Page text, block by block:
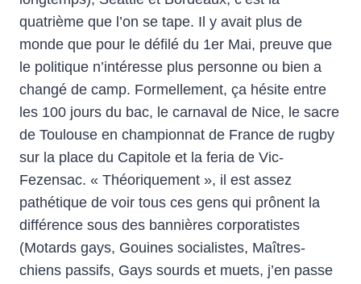
quatrième que l’on se tape. Il y avait plus de
monde que pour le défilé du 1er Mai, preuve que
le politique n’intéresse plus personne ou bien a
changé de camp. Formellement, ça hésite entre
les 100 jours du bac, le carnaval de Nice, le sacre
de Toulouse en championnat de France de rugby
sur la place du Capitole et la feria de Vic-
Fezensac. « Théoriquement », il est assez
pathétique de voir tous ces gens qui prônent la
différence sous des bannières corporatistes
(Motards gays, Gouines socialistes, Maîtres-
chiens passifs, Gays sourds et muets, j’en passe